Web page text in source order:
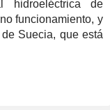
hidroeléctrica de
funcionamiento, y
Suecia, que está